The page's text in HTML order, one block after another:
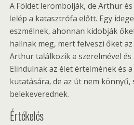
A Földet lerombolják, de Arthur
lelép a katasztrófa előtt. Egy
eszmélnek, ahonnan kidobják
hallnak meg, mert felveszi őket
Arthur találkozik a szerelmével
Elindulnak az élet értelmének és
kutatására, de az út nem könnyű,
belekeverednek.
Értékelés